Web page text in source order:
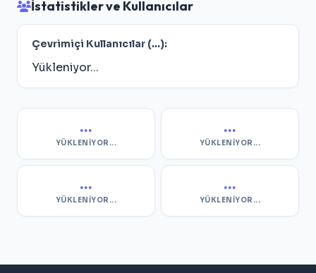
İstatistikler ve Kullanıcılar
Çevrimiçi Kullanıcılar (...):
Yükleniyor...
...
YÜKLENIYOR...
...
YÜKLENIYOR...
...
YÜKLENIYOR...
...
YÜKLENIYOR...